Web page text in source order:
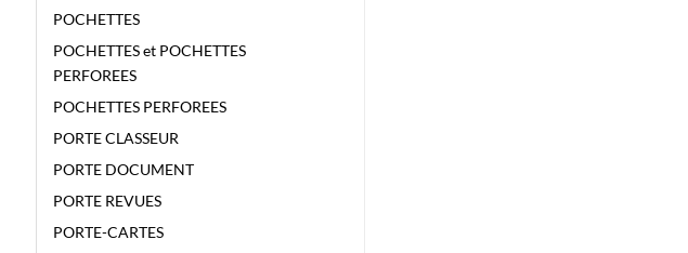
POCHETTES
POCHETTES et POCHETTES
PERFOREES
POCHETTES PERFOREES
PORTE CLASSEUR
PORTE DOCUMENT
PORTE REVUES
PORTE-CARTES